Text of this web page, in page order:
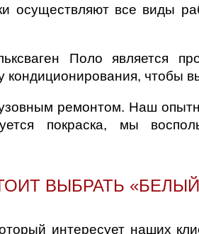
осуществляют все виды
Поло является
чтобы
ремонтом. Наш
покраска, мы
ВЫБРАТЬ
интересует наших